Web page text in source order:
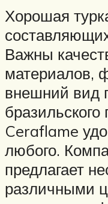
Хорошая
Важны
материалов,
внешний вид
бразильского
Ceraflame
любого.
предлагает
различными